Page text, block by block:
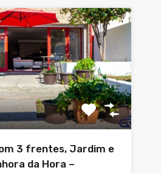
3 frentes, Jardim e
da Hora –